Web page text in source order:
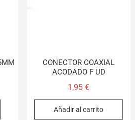
CONECTOR COAXIAL
ACODADO F UD
1,95€
Añadir al carrito